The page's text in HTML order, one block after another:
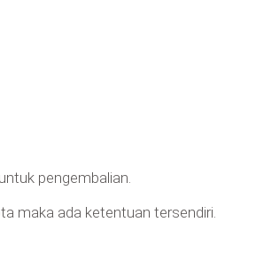
pengembalian.
maka ada ketentuan tersendiri.